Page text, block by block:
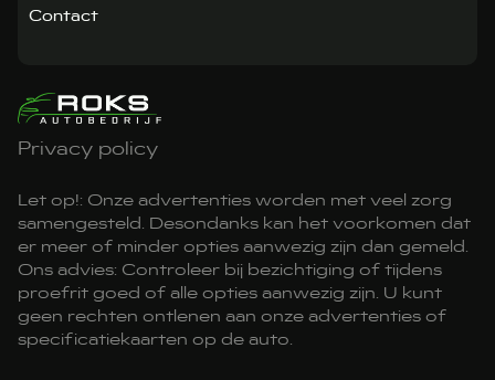
Contact
Privacy policy
Let op!: Onze advertenties worden met veel zorg
samengesteld. Desondanks kan het voorkomen dat
er meer of minder opties aanwezig zijn dan gemeld.
Ons advies: Controleer bij bezichtiging of tijdens
proefrit goed of alle opties aanwezig zijn. U kunt
geen rechten ontlenen aan onze advertenties of
specificatiekaarten op de auto.